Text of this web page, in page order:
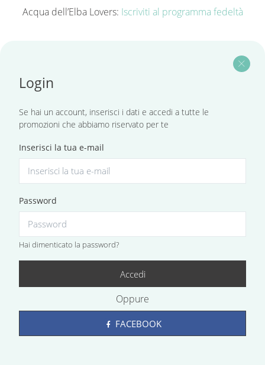
Acqua dell’Elba Lovers: Iscriviti al programma fedeltà
close
Login
Se hai un account, inserisci i dati e accedi a tutte le
promozioni che abbiamo riservato per te
Inserisci la tua e-mail
Password
Hai dimenticato la password?
Accedi
Oppure
FACEBOOK